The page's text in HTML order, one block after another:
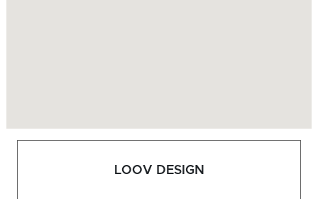
LOOV DESIGN